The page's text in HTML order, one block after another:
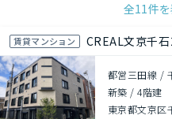
全11件
賃貸マンション CREAL文京千
都営三田線 /
新築 /4階建
東京都文京区